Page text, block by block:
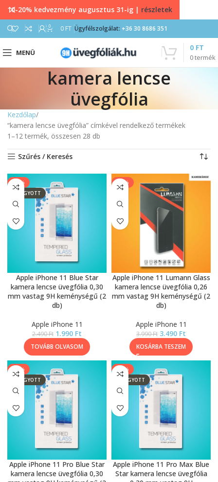
0 0 FT Ügyfélszolgálat: +36 30 8686 351
MENÜ
0termék
0 FT
kamera lencse
üvegfólia
Kezdőlap
“kamera lencse üvegfólia” címkével rendelkező termékek
1–12 termék, összesen 28 db
Szűrés / Keresés
-20%
ELFOGYOTT
Apple iPhone 11 Blue Star
kamera lencse üvegfólia 0,30
mm vastag 9H keménységű (2
db)
Apple iPhone 11
2.490Ft 1.990 Ft
TOVÁBB OLVASOM
-13%
Apple iPhone 11 Lumann Glass
kamera lencse üvegfólia 0,26
mm vastag 9H keménységű (2
db)
Apple iPhone 11
3.990Ft 3.490 Ft
KOSÁRBA TESZEM
-20%
ELFOGYOTT
Apple iPhone 11 Pro Blue Star
kamera lencse üvegfólia 0,30
-20%
ELFOGYOTT
Apple iPhone 11 Pro Max Blue
Star kamera lencse üvegfólia
10-20% kedvezmény augusztus 31-ig | részletek